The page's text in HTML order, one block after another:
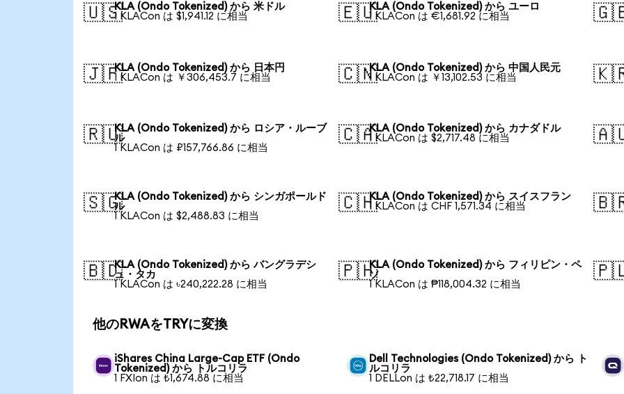
🇺🇸KLA (Ondo Tokenized) から 米ドル
1 KLACon は $1,941.12 に相当
🇪🇺KLA (Ondo Tokenized) から ユーロ
1 KLACon は €1,681.92 に相当
🇯🇵KLA (Ondo Tokenized) から 日本円
1 KLACon は ￥306,453.7 に相当
🇨🇳KLA (Ondo Tokenized) から 中国人民元
1 KLACon は ￥13,102.53 に相当
🇷🇺KLA (Ondo Tokenized) から ロシア・ルーブ
ル
1 KLACon は ₽157,766.86 に相当
🇨🇦KLA (Ondo Tokenized) から カナダドル
1 KLACon は $2,717.48 に相当
🇸🇬KLA (Ondo Tokenized) から シンガポールド
ル
1 KLACon は $2,488.83 に相当
🇨🇭KLA (Ondo Tokenized) から スイスフラン
1 KLACon は CHF 1,571.34 に相当
🇧🇩KLA (Ondo Tokenized) から バングラデシ
ュ・タカ
1 KLACon は ৳240,222.28 に相当
🇵🇭KLA (Ondo Tokenized) から フィリピン・ペ
ソ
1 KLACon は ₱118,004.32 に相当
他のRWAをTRYに変換
iShares China Large-Cap ETF (Ondo
Tokenized) から トルコリラ
1 FXIon は ₺1,674.88 に相当
Dell Technologies (Ondo Tokenized) から ト
ルコリラ
1 DELLon は ₺22,718.17 に相当